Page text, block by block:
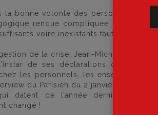
la bonne volonté des personnels est
rendue compliquée par le
voire inexistants faute de
de la crise, Jean-Michel
de ses déclarations dans les
les personnels, les
du Parisien du 2 janvier). Les
datent de l’année dernière. Nul
changé !